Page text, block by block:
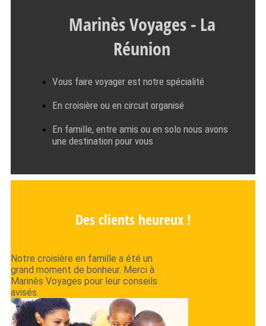
Marinès Voyages - La
Réunion
Vous faire voyager est notre spécialité
En croisière ou en circuit organisé
En famille, entre amis ou en solo nous avons
une destination pour vous
Des clients heureux !
Notre croisière en famille a été un
grand moment de bonheur. Merci à
Marinès Voyages pour leur conseils
avisés.